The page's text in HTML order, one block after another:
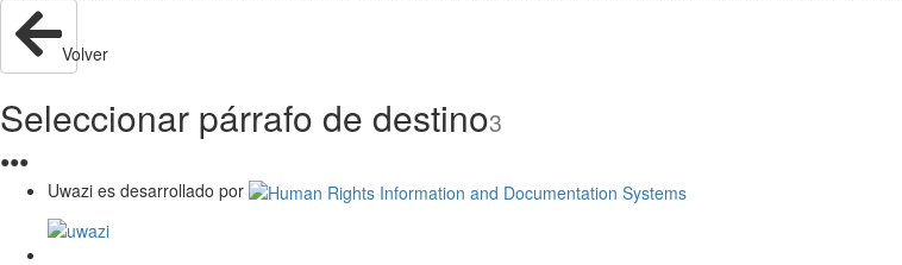
Volver
Seleccionar párrafo de destino3
●●●
Uwazi es desarrollado por